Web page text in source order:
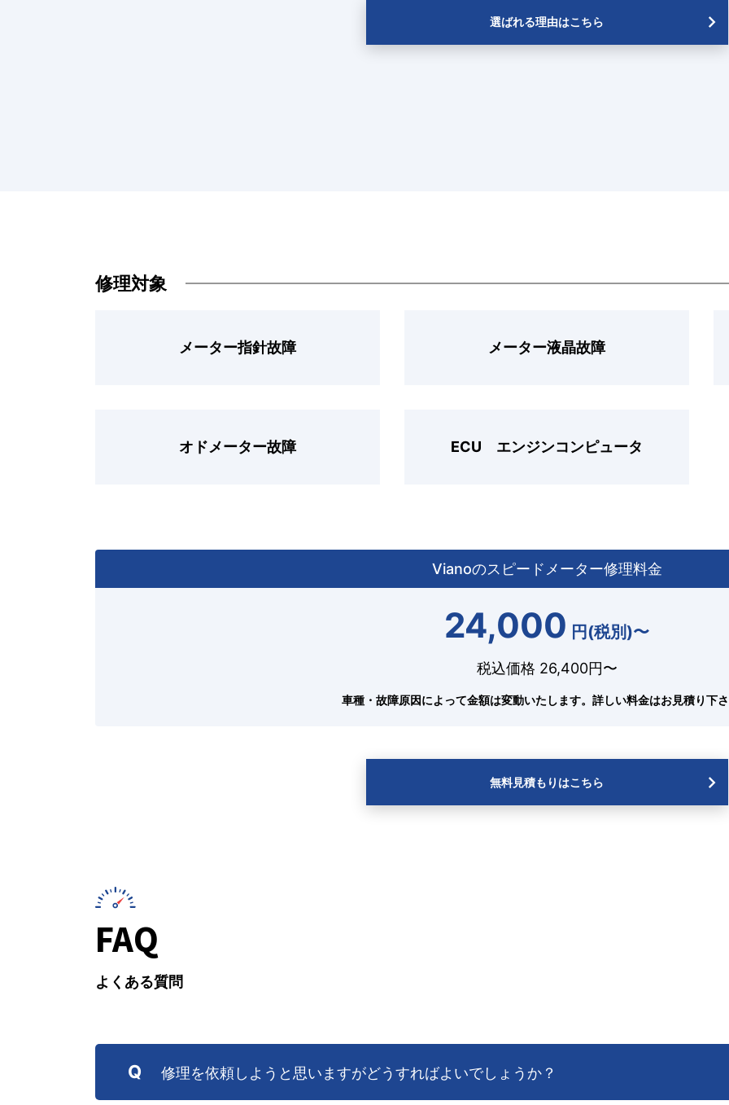
選ばれる理由はこちら
修理対象
メーター指針故障 メーター液晶故障
オドメーター故障 ECU エンジンコンピュータ
Vianoのスピードメーター修理料金
24,000 円(税別)〜
税込価格 26,400円〜
車種・故障原因によって金額は変動いたします。 詳しい料金はお見積り下
無料見積もりはこちら
FAQ
よくある質問
Q 修理を依頼しようと思いますがどうすればよいでしょうか？